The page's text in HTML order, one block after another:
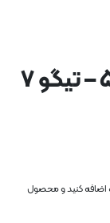
بغل یاتاقانی X55 – تیگو ۵ – تیگو ۷
اضافه کنید و محصول